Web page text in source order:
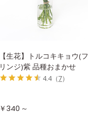
【生花】トルコキキョウ(フ
リンジ)紫 品種おまかせ
4.4（7）
￥340 ～